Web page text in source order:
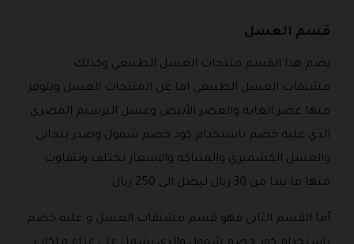
قسم العسل
يضم هذا القسم منتجات العسل الطبيعي وكذلك
مشتقات العسل الطبيعي اما عن المنتجات العسل ويتوفر
منها عصر الغابة والعصر الأبيض وعسل البرسيم المصري
الذي عليه خصم باستخدام كود خصم شمول وصدر بنجابي
والعسل الكشميري والمتناكه والاسعار تختلف وتتفاوت
منها ما يبدا من 30 ريال ليصل الى 250 ريال.
أما القسم الثاني فهو قسم مشتقات العسل و عليه خصم